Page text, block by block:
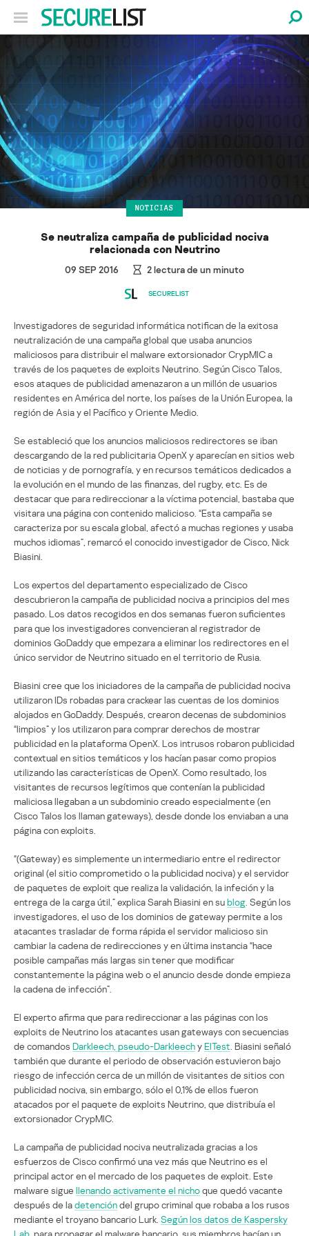
NOTICIAS
Se neutraliza campaña de publicidad nociva
relacionada con Neutrino
09 SEP 2016 2lectura de un minuto
SECURELIST
Investigadores de seguridad informática notifican de la exitosa
neutralización de una campaña global que usaba anuncios
maliciosos para distribuir el malware extorsionador CrypMIC a
través de los paquetes de exploits Neutrino. Según Cisco Talos,
esos ataques de publicidad amenazaron a un millón de usuarios
residentes en América del norte, los países de la Unión Europea, la
región de Asia y el Pacífico y Oriente Medio.
Se estableció que los anuncios maliciosos redirectores se iban
descargando de la red publicitaria OpenX y aparecían en sitios web
de noticias y de pornografía, y en recursos temáticos dedicados a
la evolución en el mundo de las finanzas, del rugby, etc. Es de
destacar que para redireccionar a la víctima potencial, bastaba que
visitara una página con contenido malicioso. “Esta campaña se
caracteriza por su escala global, afectó a muchas regiones y usaba
muchos idiomas”, remarcó el conocido investigador de Cisco, Nick
Biasini.
Los expertos del departamento especializado de Cisco
descubrieron la campaña de publicidad nociva a principios del mes
pasado. Los datos recogidos en dos semanas fueron suficientes
para que los investigadores convencieran al registrador de
dominios GoDaddy que empezara a eliminar los redirectores en el
único servidor de Neutrino situado en el territorio de Rusia.
Biasini cree que los iniciadores de la campaña de publicidad nociva
utilizaron IDs robadas para crackear las cuentas de los dominios
alojados en GoDaddy. Después, crearon decenas de subdominios
“limpios” y los utilizaron para comprar derechos de mostrar
publicidad en la plataforma OpenX. Los intrusos robaron publicidad
contextual en sitios temáticos y los hacían pasar como propios
utilizando las características de OpenX. Como resultado, los
visitantes de recursos legítimos que contenían la publicidad
maliciosa llegaban a un subdominio creado especialmente (en
Cisco Talos los llaman gateways), desde donde los enviaban a una
página con exploits.
“(Gateway) es simplemente un intermediario entre el redirector
original (el sitio comprometido o la publicidad nociva) y el servidor
de paquetes de exploit que realiza la validación, la infeción y la
entrega de la carga útil,” explica Sarah Biasini en sublog . Según los
investigadores, el uso de los dominios de gateway permite a los
atacantes trasladar de forma rápida el servidor malicioso sin
cambiar la cadena de redirecciones y en última instancia “hace
posible campañas más largas sin tener que modificar
constantemente la página web o el anuncio desde donde empieza
la cadena de infección”.
El experto afirma que para redireccionar a las páginas con los
exploits de Neutrino los atacantes usan gateways con secuencias
de comandos Darkleech, pseudo-DarkleechyEITest . Biasini señaló
también que durante el periodo de observación estuvieron bajo
riesgo de infección cerca de un millón de visitantes de sitios con
publicidad nociva, sin embargo, sólo el 0,1% de ellos fueron
atacados por el paquete de exploits Neutrino, que distribuía el
extorsionador CrypMIC.
La campaña de publicidad nociva neutralizada gracias a los
esfuerzos de Cisco confirmó una vez más que Neutrino es el
principal actor en el mercado de los paquetes de exploit. Este
malware sigue llenando activamente el nichoque quedó vacante
después de ladetencióndel grupo criminal que robaba a los rusos
mediante el troyano bancario Lurk. Según los datos de Kaspersky
Lab , para propagar el malware bancario, sus miembros hacían un